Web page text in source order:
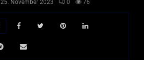
25. November 2023 0 76